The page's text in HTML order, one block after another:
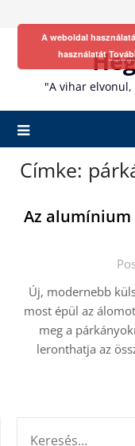
"A vihar
Címke:
Az
Új, modernebb
most épül az
meg a
leronthatja az
A weboldal
használatát